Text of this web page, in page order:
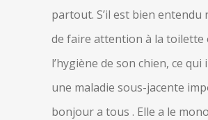
partout. S’il est bien entendu
de faire attention à la toilette
l’hygiène de son chien, ce qui
une maladie sous-jacente
bonjour a tous . Elle a le